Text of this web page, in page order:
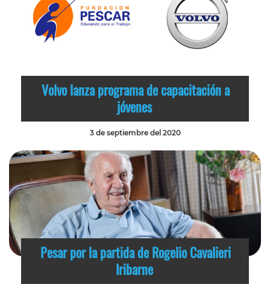
Volvo lanza programa de capacitación a
jóvenes
3 de septiembre del 2020
Pesar por la partida de Rogelio Cavalieri
Iribarne